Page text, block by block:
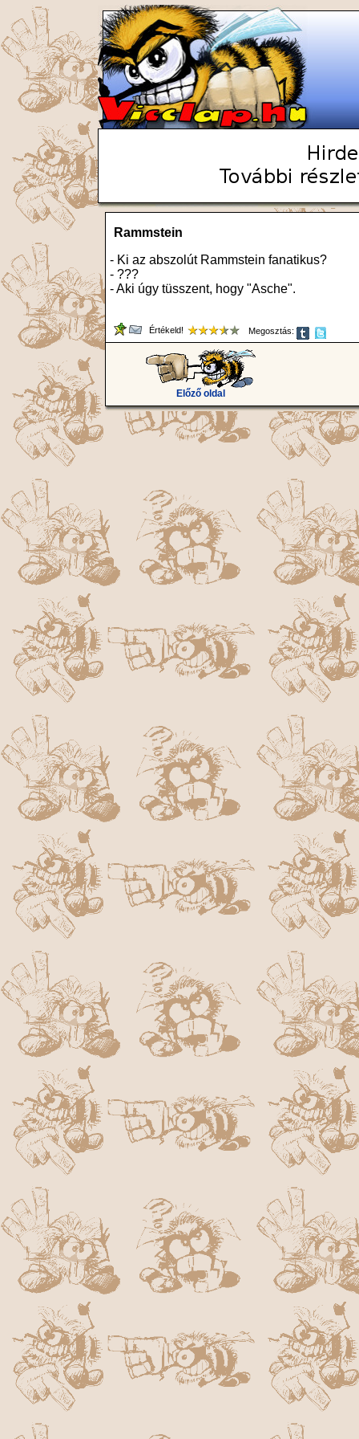
Rammstein
- Ki az abszolút Rammstein fanatikus?
- ???
- Aki úgy tüsszent, hogy "Asche".
Értékeld! Megosztás:
Előző oldal